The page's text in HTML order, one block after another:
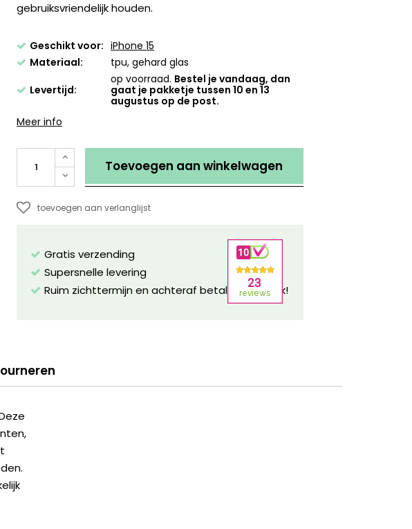
gebruiksvriendelijk houden.
Geschikt voor: iPhone 15
Materiaal:
tpu, gehard glas
Levertijd:
op voorraad. Bestel je vandaag, dan
gaat je pakketje tussen 10 en 13
augustus op de post.
Meer info
Toevoegen aan winkelwagen
toevoegen aan verlanglijst
Gratis verzending
Supersnelle levering
Ruim zichttermijn en achteraf betalen mogelijk!